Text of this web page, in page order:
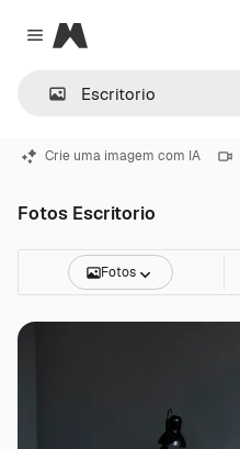
Close menu
Magnific
Crie uma imagem com IA
Fotos Escritorio
Fotos